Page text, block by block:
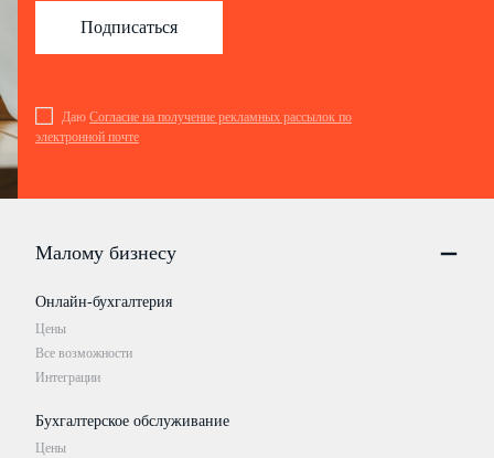
Даю Согласие на получение рекламных рассылок по
электронной почте
Подписаться
Малому бизнесу
Онлайн-бухгалтерия
Цены
Все возможности
Интеграции
Бухгалтерское обслуживание
Цены